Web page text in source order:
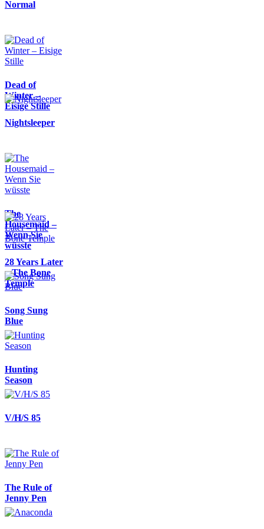
Normal
Dead of
Winter –
Eisige Stille
Nightsleeper
The
Housemaid –
Wenn Sie
wüsste
28 Years Later
– The Bone
Temple
Song Sung
Blue
Hunting
Season
V/H/S 85
The Rule of
Jenny Pen